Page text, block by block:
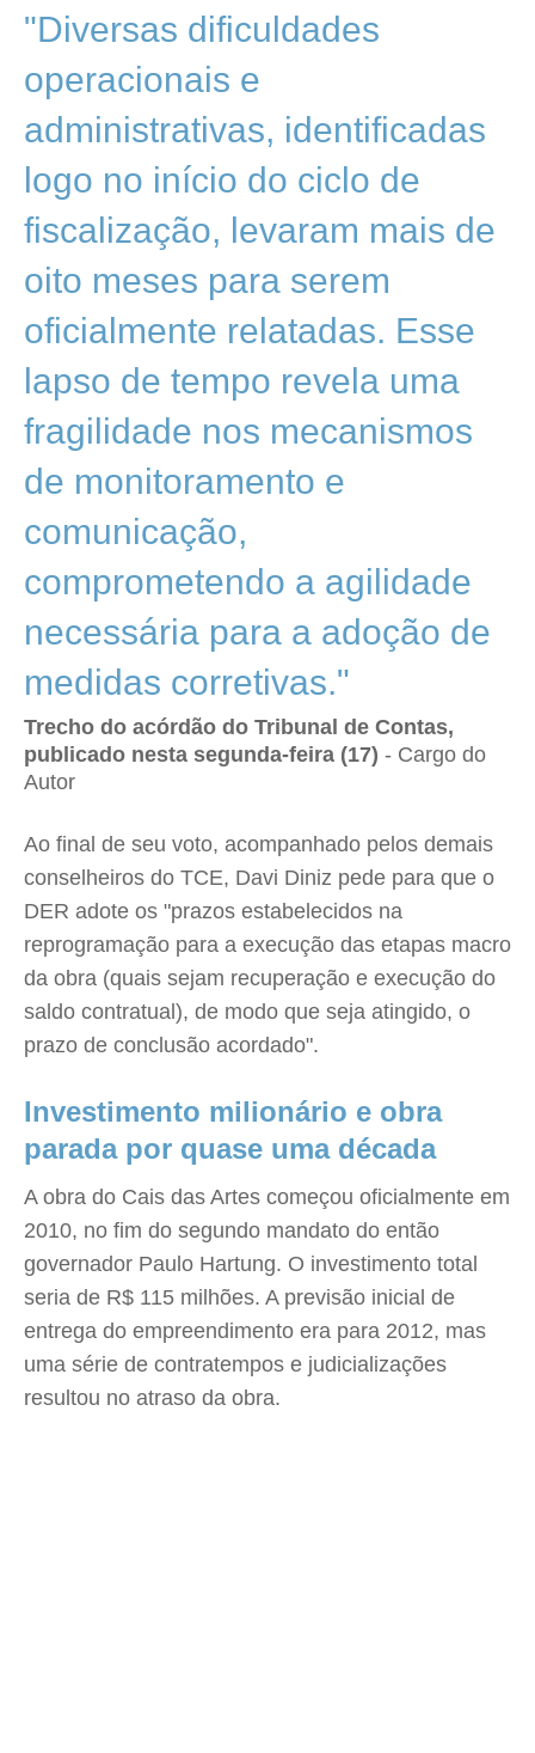
"Diversas dificuldades
operacionais e
administrativas, identificadas
logo no início do ciclo de
fiscalização, levaram mais de
oito meses para serem
oficialmente relatadas. Esse
lapso de tempo revela uma
fragilidade nos mecanismos
de monitoramento e
comunicação,
comprometendo a agilidade
necessária para a adoção de
medidas corretivas."
Trecho do acórdão do Tribunal de Contas,
publicado nesta segunda-feira (17) - Cargo do
Autor
Ao final de seu voto, acompanhado pelos demais
conselheiros do TCE, Davi Diniz pede para que o
DER adote os "prazos estabelecidos na
reprogramação para a execução das etapas macro
da obra (quais sejam recuperação e execução do
saldo contratual), de modo que seja atingido, o
prazo de conclusão acordado".
Investimento milionário e obra
parada por quase uma década
A obra do Cais das Artes começou oficialmente em
2010, no fim do segundo mandato do então
governador Paulo Hartung. O investimento total
seria de R$ 115 milhões. A previsão inicial de
entrega do empreendimento era para 2012, mas
uma série de contratempos e judicializações
resultou no atraso da obra.